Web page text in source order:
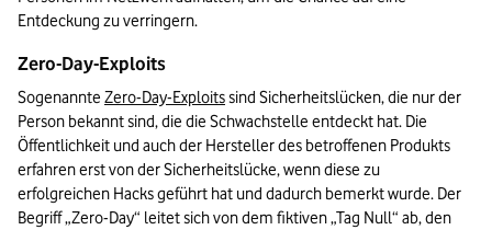
Entdeckung zu verringern.
Zero-Day-Exploits
Sogenannte Zero-Day-Exploits sind Sicherheitslücken, die nur der
Person bekannt sind, die die Schwachstelle entdeckt hat. Die
Öffentlichkeit und auch der Hersteller des betroffenen Produkts
erfahren erst von der Sicherheitslücke, wenn diese zu
erfolgreichen Hacks geführt hat und dadurch bemerkt wurde. Der
Begriff „Zero-Day“ leitet sich von dem fiktiven „Tag Null“ ab, den